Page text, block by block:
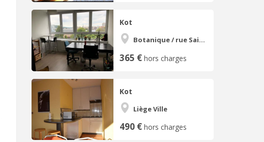
Kot
Botanique / rue Saint-Gilles / Jonfosse
365 € hors charges
Kot
Liège Ville
490 € hors charges